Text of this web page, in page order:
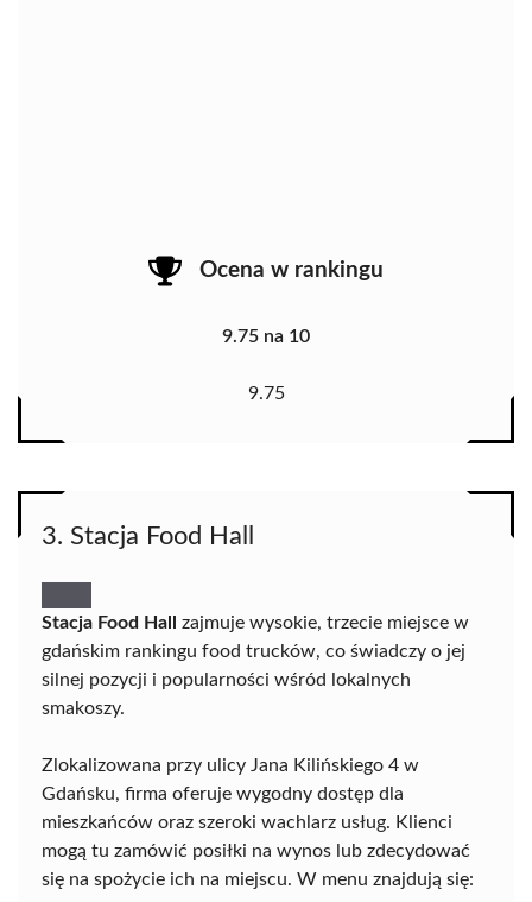
Ocena w rankingu
9.75 na 10
9.75
3. Stacja Food Hall
Stacja Food Hall
zajmuje wysokie, trzecie miejsce w
gdańskim rankingu food trucków, co świadczy o jej
silnej pozycji i popularności wśród lokalnych
smakoszy.
Zlokalizowana przy ulicy Jana Kilińskiego 4 w
Gdańsku, firma oferuje wygodny dostęp dla
mieszkańców oraz szeroki wachlarz usług. Klienci
mogą tu zamówić posiłki na wynos lub zdecydować
się na spożycie ich na miejscu. W menu znajdują się: